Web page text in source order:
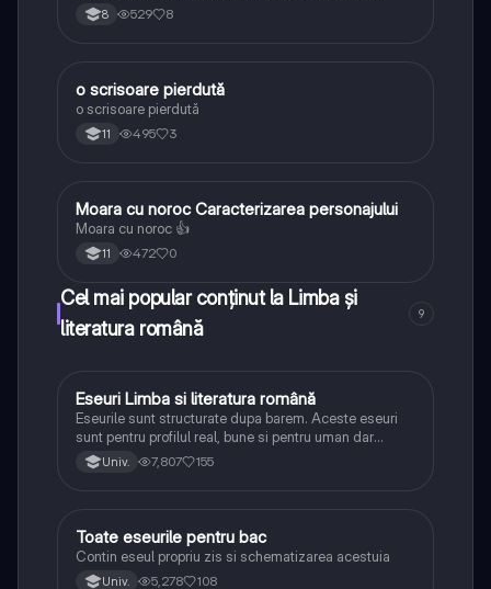
8 529 8
Limba și literatura română
o scrisoare pierdută
o scrisoare pierdută
11 495 3
Limba și literatura română
Moara cu noroc Caracterizarea personajului
Moara cu noroc 👍
11 472 0
Cel mai popular conținut la Limba și
literatura română
9
Limba și literatura română
Eseuri Limba si literatura română
Eseurile sunt structurate dupa barem. Aceste eseuri
sunt pentru profilul real, bune si pentru uman dar
lipsesc relatiile dintre personaje si caracrerizarile.
Univ. 7,807 155
Limba și literatura română
Toate eseurile pentru bac
Contin eseul propriu zis si schematizarea acestuia
Univ. 5,278 108